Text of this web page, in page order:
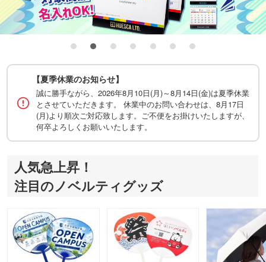
【夏季休業のお知らせ】
誠に勝手ながら、2026年8月10日(月)～8月14日(金)は夏季休業
とさせていただきます。 休業中のお問い合わせは、8月17日
(月)より順次ご対応致します。ご不便をお掛けいたしますが、
何卒よろしくお願いいたします。
人気急上昇！
注目のノベルティグッズ